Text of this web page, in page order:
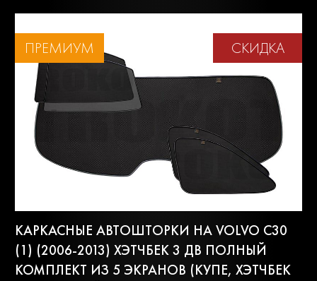
ПРЕМИУМ СКИДКА
КАРКАСНЫЕ АВТОШТОРКИ НА VOLVO C30
(1) (2006-2013) ХЭТЧБЕК 3 ДВ ПОЛНЫЙ
КОМПЛЕКТ ИЗ 5 ЭКРАНОВ (КУПЕ, ХЭТЧБЕК